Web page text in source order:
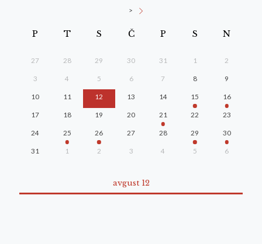
>
P T S Č P S N
27 28 29 30 31 1 2
3 4 5 6 7 8 9
10 11 12 13 14 15 16
17 18 19 20 21 22 23
24 25 26 27 28 29 30
31 1 2 3 4 5 6
avgust 12